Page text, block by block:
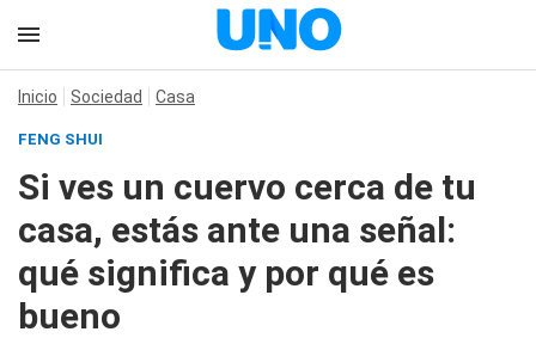
Inicio Sociedad Casa
FENG SHUI
Si ves un cuervo cerca de tu
casa, estás ante una señal:
qué significa y por qué es
bueno